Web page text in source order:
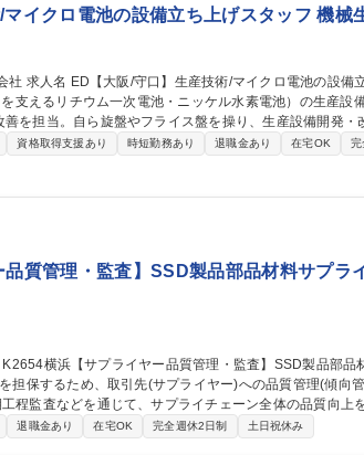
イクロ電池の設備立ち上げスタッフ 機械
タッフ
支えるリチウム一次電池・ニッケル水素電池）の生産設
を担当。自ら旋盤やフライス盤を操り、生産設備開発・
外拠点における設備の立ち上げ、調整、品種変更■製品の
■突発トラブル時、旋盤・フライス盤を用いた部材加工お
ED【大阪/守口】生産技術/マイクロ電池の設備立ち上げスタッフ
資格取得支援あり 時短勤務あり 退職金あり 在宅OK
完
質管理・監査】SSD製品部品材料サプラ
程監査などを通じて、サプライチェーン全体の品質向上
退職金あり 在宅OK 完全週休2日制 土日祝休み